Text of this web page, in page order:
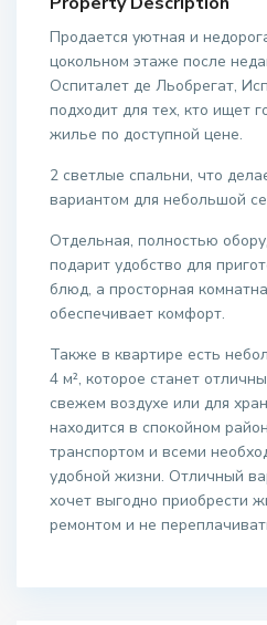
Продается уютная и
цокольном этаже после
Оспиталет де Льобрегат,
подходит для тех, кто ищет
жилье по доступной цене.
2 светлые спальни, что
вариантом для небольшой
Отдельная, полностью
подарит удобство для
блюд, а просторная
обеспечивает комфорт.
Также в квартире есть
4 м², которое станет
свежем воздухе или для
находится в спокойном
транспортом и всеми
удобной жизни. Отличный
хочет выгодно приобрести
ремонтом и не